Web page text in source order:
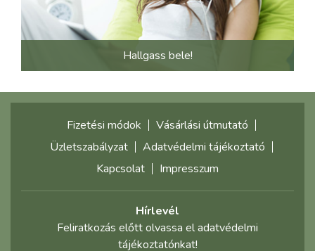
Hallgass bele!
Fizetési módok
Vásárlási útmutató
Üzletszabályzat
Adatvédelmi tájékoztató
Kapcsolat
Impresszum
Hírlevél
Feliratkozás előtt olvassa el adatvédelmi
tájékoztatónkat!